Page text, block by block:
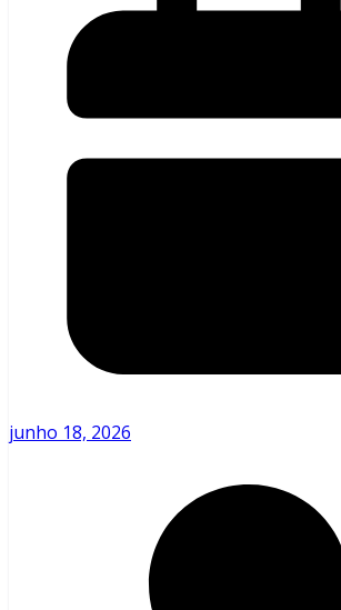
junho 18, 2026